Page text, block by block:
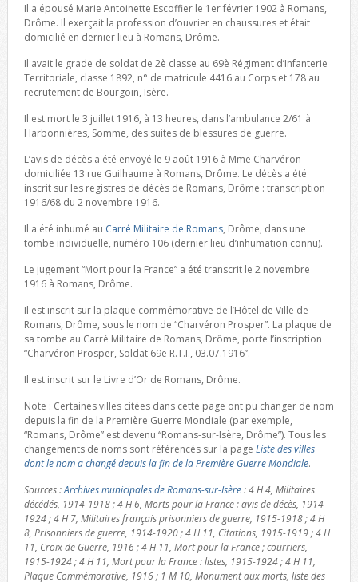
Il a épousé Marie Antoinette Escoffier le 1er février 1902 à Romans,
Drôme. Il exerçait la profession d’ouvrier en chaussures et était
domicilié en dernier lieu à Romans, Drôme.
Il avait le grade de soldat de 2è classe au 69è Régiment d’Infanterie
Territoriale, classe 1892, n° de matricule 4416 au Corps et 178 au
recrutement de Bourgoin, Isère.
Il est mort le 3 juillet 1916, à 13 heures, dans l’ambulance 2/61 à
Harbonnières, Somme, des suites de blessures de guerre.
L’avis de décès a été envoyé le 9 août 1916 à Mme Charvéron
domiciliée 13 rue Guilhaume à Romans, Drôme. Le décès a été
inscrit sur les registres de décès de Romans, Drôme : transcription
1916/68 du 2 novembre 1916.
Il a été inhumé au Carré Militaire de Romans, Drôme, dans une
tombe individuelle, numéro 106 (dernier lieu d’inhumation connu).
Le jugement “Mort pour la France” a été transcrit le 2 novembre
1916 à Romans, Drôme.
Il est inscrit sur la plaque commémorative de l’Hôtel de Ville de
Romans, Drôme, sous le nom de “Charvéron Prosper”. La plaque de
sa tombe au Carré Militaire de Romans, Drôme, porte l’inscription
“Charvéron Prosper, Soldat 69e R.T.I., 03.07.1916”.
Il est inscrit sur le Livre d’Or de Romans, Drôme.
Note : Certaines villes citées dans cette page ont pu changer de nom
depuis la fin de la Première Guerre Mondiale (par exemple,
“Romans, Drôme” est devenu “Romans-sur-Isère, Drôme”). Tous les
changements de noms sont référencés sur la page Liste des villes
dont le nom a changé depuis la fin de la Première Guerre Mondiale.
Sources :Archives municipales de Romans-sur-Isère: 4 H 4, Militaires
décédés, 1914-1918 ; 4 H 6, Morts pour la France : avis de décès, 1914-
1924 ; 4 H 7, Militaires français prisonniers de guerre, 1915-1918 ; 4 H
8, Prisonniers de guerre, 1914-1920 ; 4 H 11, Citations, 1915-1919 ; 4 H
11, Croix de Guerre, 1916 ; 4 H 11, Mort pour la France ; courriers,
1915-1924 ; 4 H 11, Mort pour la France : listes, 1915-1924 ; 4 H 11,
Plaque Commémorative, 1916 ; 1 M 10, Monument aux morts, liste des